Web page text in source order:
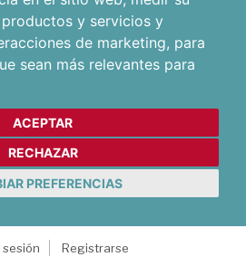
y servicios y
de marketing, para
sean más relevantes para
ACEPTAR
RECHAZAR
PREFERENCIAS
sesión
Registrarse